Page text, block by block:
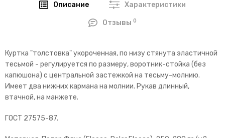
Описание Характеристики
Отзывы0
Куртка "толстовка" укороченная, по низу стянута эластичной
тесьмой - регулируется по размеру, воротник-стойка (без
капюшона) с центральной застежкой на тесьму-молнию.
Имеет два нижних кармана на молнии. Рукав длинный,
втачной, на манжете.
ГОСТ 27575-87.